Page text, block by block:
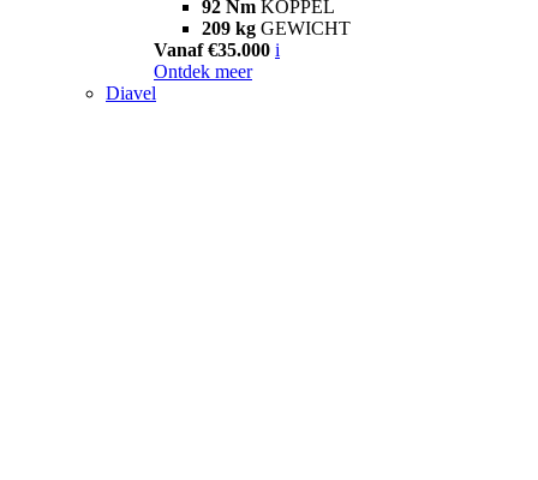
92 Nm KOPPEL
209 kg GEWICHT
Vanaf €35.000 i
Ontdek meer
Diavel